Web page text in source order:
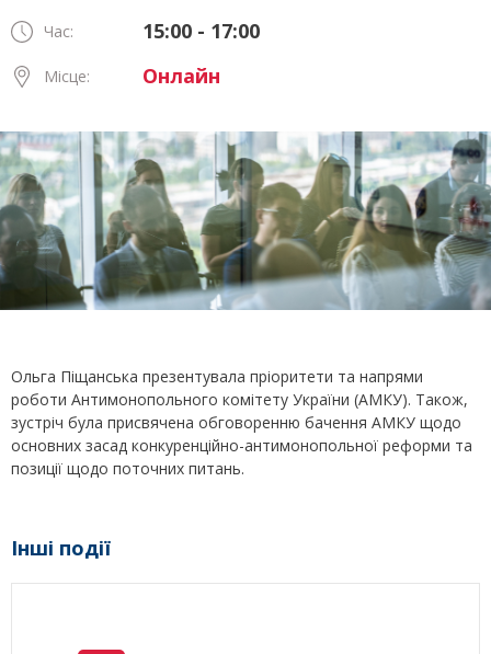
Час: 15:00 - 17:00
Місце: Онлайн
Ольга Піщанська презентувала пріоритети та напрями
роботи Антимонопольного комітету України (АМКУ). Також,
зустріч була присвячена обговоренню бачення АМКУ щодо
основних засад конкуренційно-антимонопольної реформи та
позиції щодо поточних питань.
Інші події